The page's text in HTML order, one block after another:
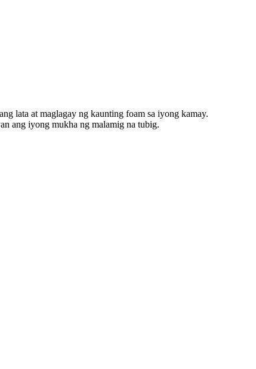
lata at maglagay ng kaunting foam sa iyong kamay.
ang iyong mukha ng malamig na tubig.